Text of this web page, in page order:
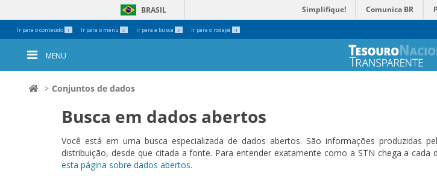
Ir para o conteúdo 1 Ir para o menu 2 Ir para a busca 3 Ir para o rodapé 4
BRASIL Simplifique! Comunica BR
Ferramentas
Pessoais
MENU
Conjuntos de dados
Busca em dados abertos
Você está em uma busca especializada de dados abertos. São informações produzidas
distribuição, desde que citada a fonte. Para entender exatamente como a STN chega a
esta página sobre dados abertos.